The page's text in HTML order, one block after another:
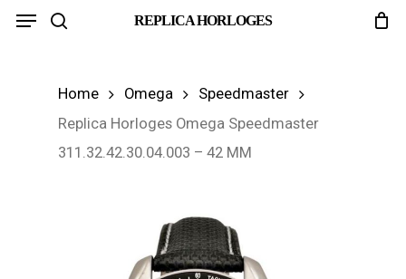
Skip
REPLICA HORLOGES
Menu
Home Omega
Speedmaster
Replica Horloges Omega Speedmaster
311.32.42.30.04.003 – 42 MM